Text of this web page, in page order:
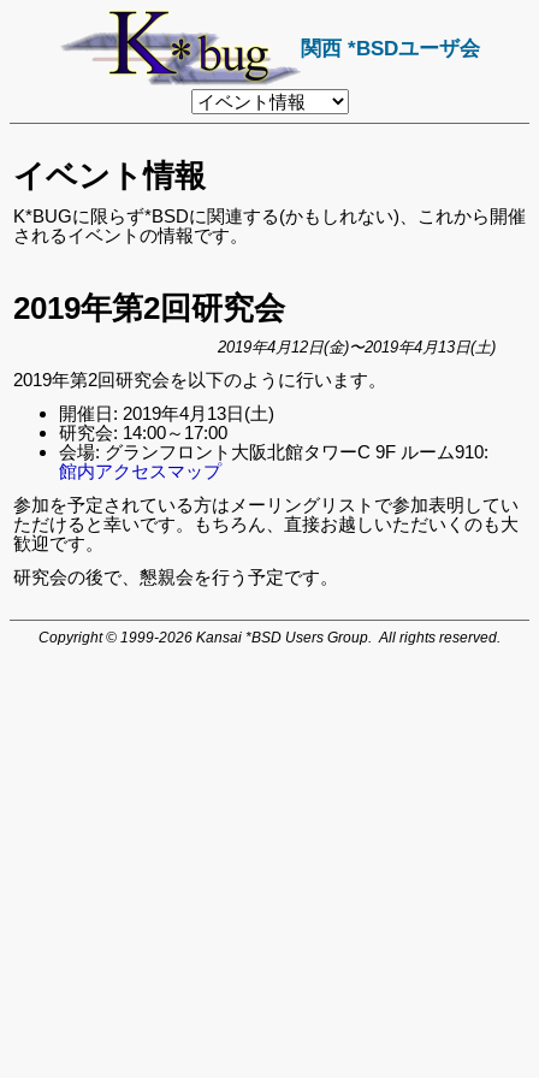
関西 *BSDユーザ会
リ
ン
ペ
ー
ジ
イベント情報
K*BUGに限らず*BSDに関連する(かもしれない)、これから開催
されるイベントの情報です。
2019年第2回研究会
2019年4月12日(金)〜2019年4月13日(土)
2019年第2回研究会を以下のように行います。
開催日: 2019年4月13日(土)
研究会: 14:00～17:00
会場: グランフロント大阪北館タワーC 9F ルーム910:
館内アクセスマップ
参加を予定されている方はメーリングリストで参加表明してい
ただけると幸いです。もちろん、直接お越しいただいくのも大
歓迎です。
研究会の後で、懇親会を行う予定です。
Copyright © 1999-2026 Kansai *BSD Users Group. All rights reserved.